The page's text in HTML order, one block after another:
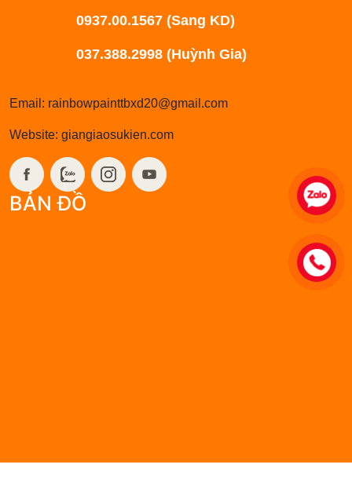
0937.00.1567 (Sang KD)
Email: rainbowpainttbxd20@gmail.com
Website: giangiaosukien.com